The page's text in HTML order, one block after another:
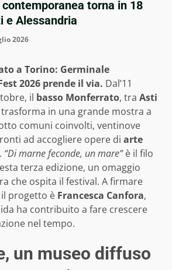
torna in 18
e Alessandria
2026
a Torino: Germinale
2026 prende il via. Dal’11
il basso Monferrato, tra Asti
trasforma in una grande mostra a
comuni coinvolti, ventinove
ad accogliere opere di arte
. “Di marne feconde, un mare”è il filo
terza edizione, un omaggio
che ospita il festival. A firmare
progetto è Francesca Canfora,
ha contribuito a fare crescere
nel tempo.
un museo diffuso